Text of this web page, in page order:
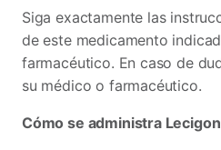
Siga exactamente las
de este medicamento
farmacéutico. En caso de
su médico o farmacéutico.
Cómo se administra Lecigon